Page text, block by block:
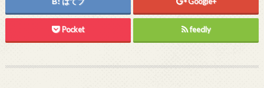
Pocket feedly